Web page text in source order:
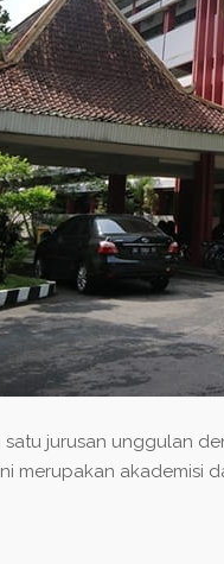
satu jurusan unggulan
merupakan